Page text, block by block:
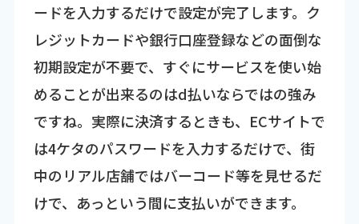
ードを入力するだけで設定が完了します。ク
レジットカードや銀行口座登録などの面倒な
初期設定が不要で、すぐにサービスを使い始
めることが出来るのはd払いならではの強み
ですね。実際に決済するときも、ECサイトで
は4ケタのパスワードを入力するだけで、街
中のリアル店舗ではバーコード等を見せるだ
けで、あっという間に支払いができます。